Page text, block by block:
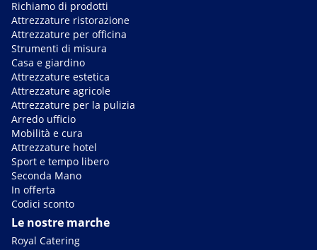
Richiamo di prodotti
Attrezzature ristorazione
Attrezzature per officina
Strumenti di misura
Casa e giardino
Attrezzature estetica
Attrezzature agricole
Attrezzature per la pulizia
Arredo ufficio
Mobilità e cura
Attrezzature hotel
Sport e tempo libero
Seconda Mano
In offerta
Codici sconto
Le nostre marche
Royal Catering